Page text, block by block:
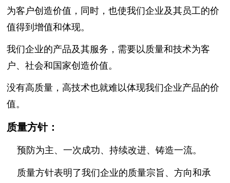
为客户创造价值，同时，也使我们企业及其员工的价
值得到增值和体现。
我们企业的产品及其服务，需要以质量和技术为客
户、社会和国家创造价值。
没有高质量，高技术也就难以体现我们企业产品的价
值。
质量方针：
预防为主、一次成功、持续改进、铸造一流。
质量方针表明了我们企业的质量宗旨、方向和承